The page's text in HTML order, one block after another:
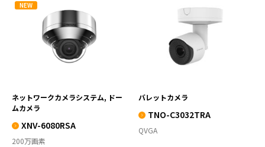
NEW
XNV-6080RSA
VIEW MORE
ネットワークカメラシステム, ドー
ムカメラ
XNV-6080RSA
200万画素
TNO-C3032TRA
VIEW MORE
バレットカメラ
TNO-C3032TRA
QVGA